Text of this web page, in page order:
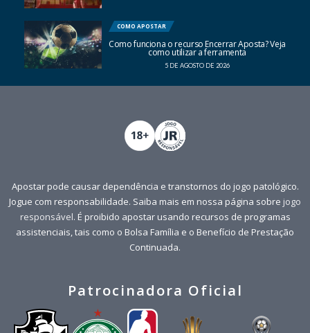
COMO APOSTAR
Como funciona o recurso Encerrar Aposta? Veja
como utilizar a ferramenta
5 DE AGOSTO DE 2026
Apostar pode causar dependência e transtornos do jogo patológico.
Jogue com responsabilidade. Saiba mais em nossa página sobre jogo
responsável. É proibido apostar usando recursos de programas
assistenciais, tais como o Bolsa Família e o Benefício de Prestação
Continuada.
Patrocinadora Oficial